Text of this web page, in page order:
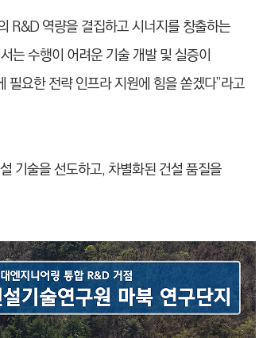
R&D 역량을 결집하고 시너지를 창출하는
는 수행이 어려운 기술 개발 및 실증이
요한 전략 인프라 지원에 힘을 쏟겠다”라고
기술을 선도하고, 차별화된 건설 품질을